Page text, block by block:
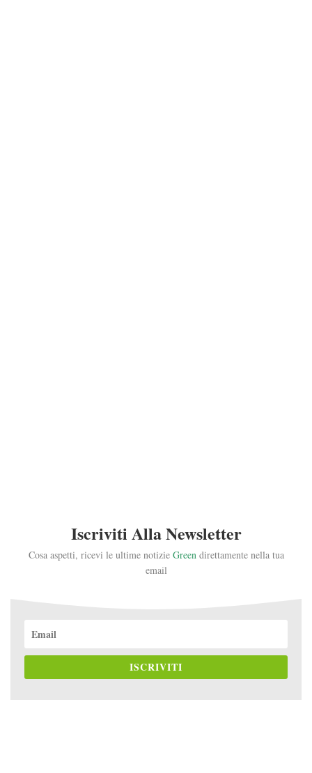
Iscriviti Alla Newsletter
Cosa aspetti, ricevi le ultime notizie Greendirettamente nella tua
email
ISCRIVITI